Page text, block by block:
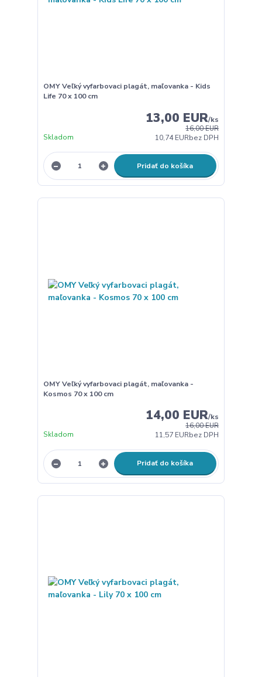
OMY Veľký vyfarbovaci plagát, maľovanka - Kids
Life 70 x 100 cm
16,00 EUR
13,00 EUR/ks
10,74 EURbez DPH
Skladom
Pridať do košíka
OMY Veľký vyfarbovaci plagát, maľovanka -
Kosmos 70 x 100 cm
16,00 EUR
14,00 EUR/ks
11,57 EURbez DPH
Skladom
Pridať do košíka